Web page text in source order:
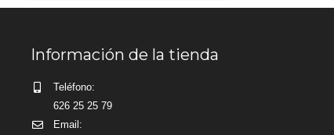
Información de la tienda
Teléfono:
626 25 25 79
Email: